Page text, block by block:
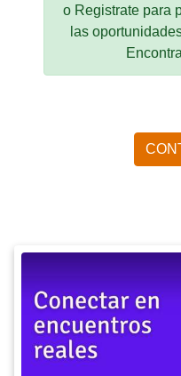
o Registrate para
las